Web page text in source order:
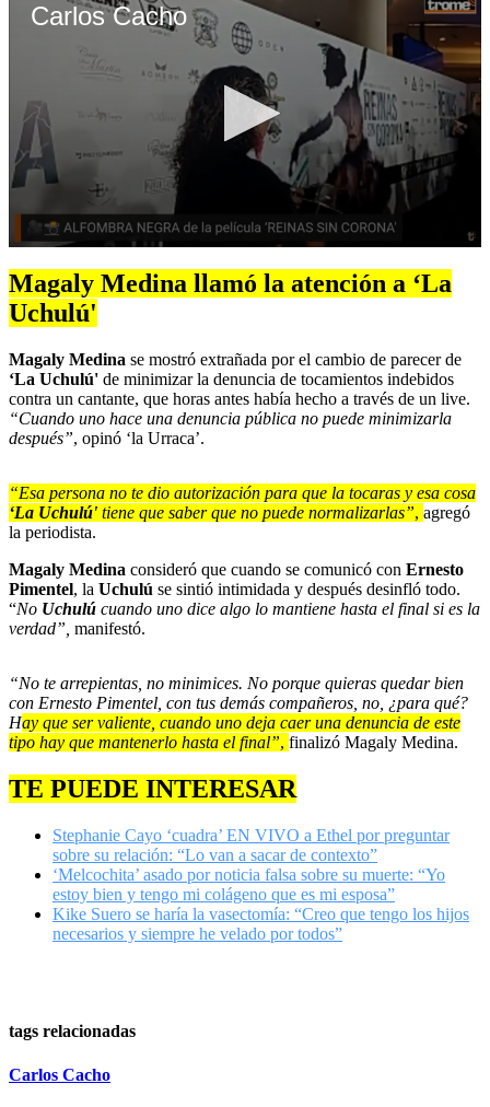
Carlos Cacho
seconds
of
2
minutes,
seconds
Magaly Medina llamó la atención a ‘La
Uchulú'
Magaly Medina se mostró extrañada por el cambio de parecer de
‘La Uchulú' de minimizar la denuncia de tocamientos indebidos
contra un cantante, que horas antes había hecho a través de un live.
“Cuando uno hace una denuncia pública no puede minimizarla
después”, opinó ‘la Urraca’.
“Esa persona no te dio autorización para que la tocaras y esa cosa
‘La Uchulú' tiene que saber que no puede normalizarlas”, agregó
la periodista.
Magaly Medina consideró que cuando se comunicó con Ernesto
Pimentel, la Uchulú se sintió intimidada y después desinfló todo.
“No Uchulú cuando uno dice algo lo mantiene hasta el final si es la
verdad”, manifestó.
“No te arrepientas, no minimices. No porque quieras quedar bien
con Ernesto Pimentel, con tus demás compañeros, no, ¿para qué?
Hay que ser valiente, cuando uno deja caer una denuncia de este
tipo hay que mantenerlo hasta el final”, finalizó Magaly Medina.
TE PUEDE INTERESAR
Stephanie Cayo ‘cuadra’ EN VIVO a Ethel por preguntar
sobre su relación: “Lo van a sacar de contexto”
‘Melcochita’ asado por noticia falsa sobre su muerte: “Yo
estoy bien y tengo mi colágeno que es mi esposa”
Kike Suero se haría la vasectomía: “Creo que tengo los hijos
necesarios y siempre he velado por todos”
tags relacionadas
Carlos Cacho